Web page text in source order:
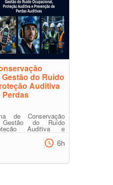
do Ruído
Auditiva
Perdas
de Conservação
do Ruído
Auditiva e
Auditivas apresenta
6h